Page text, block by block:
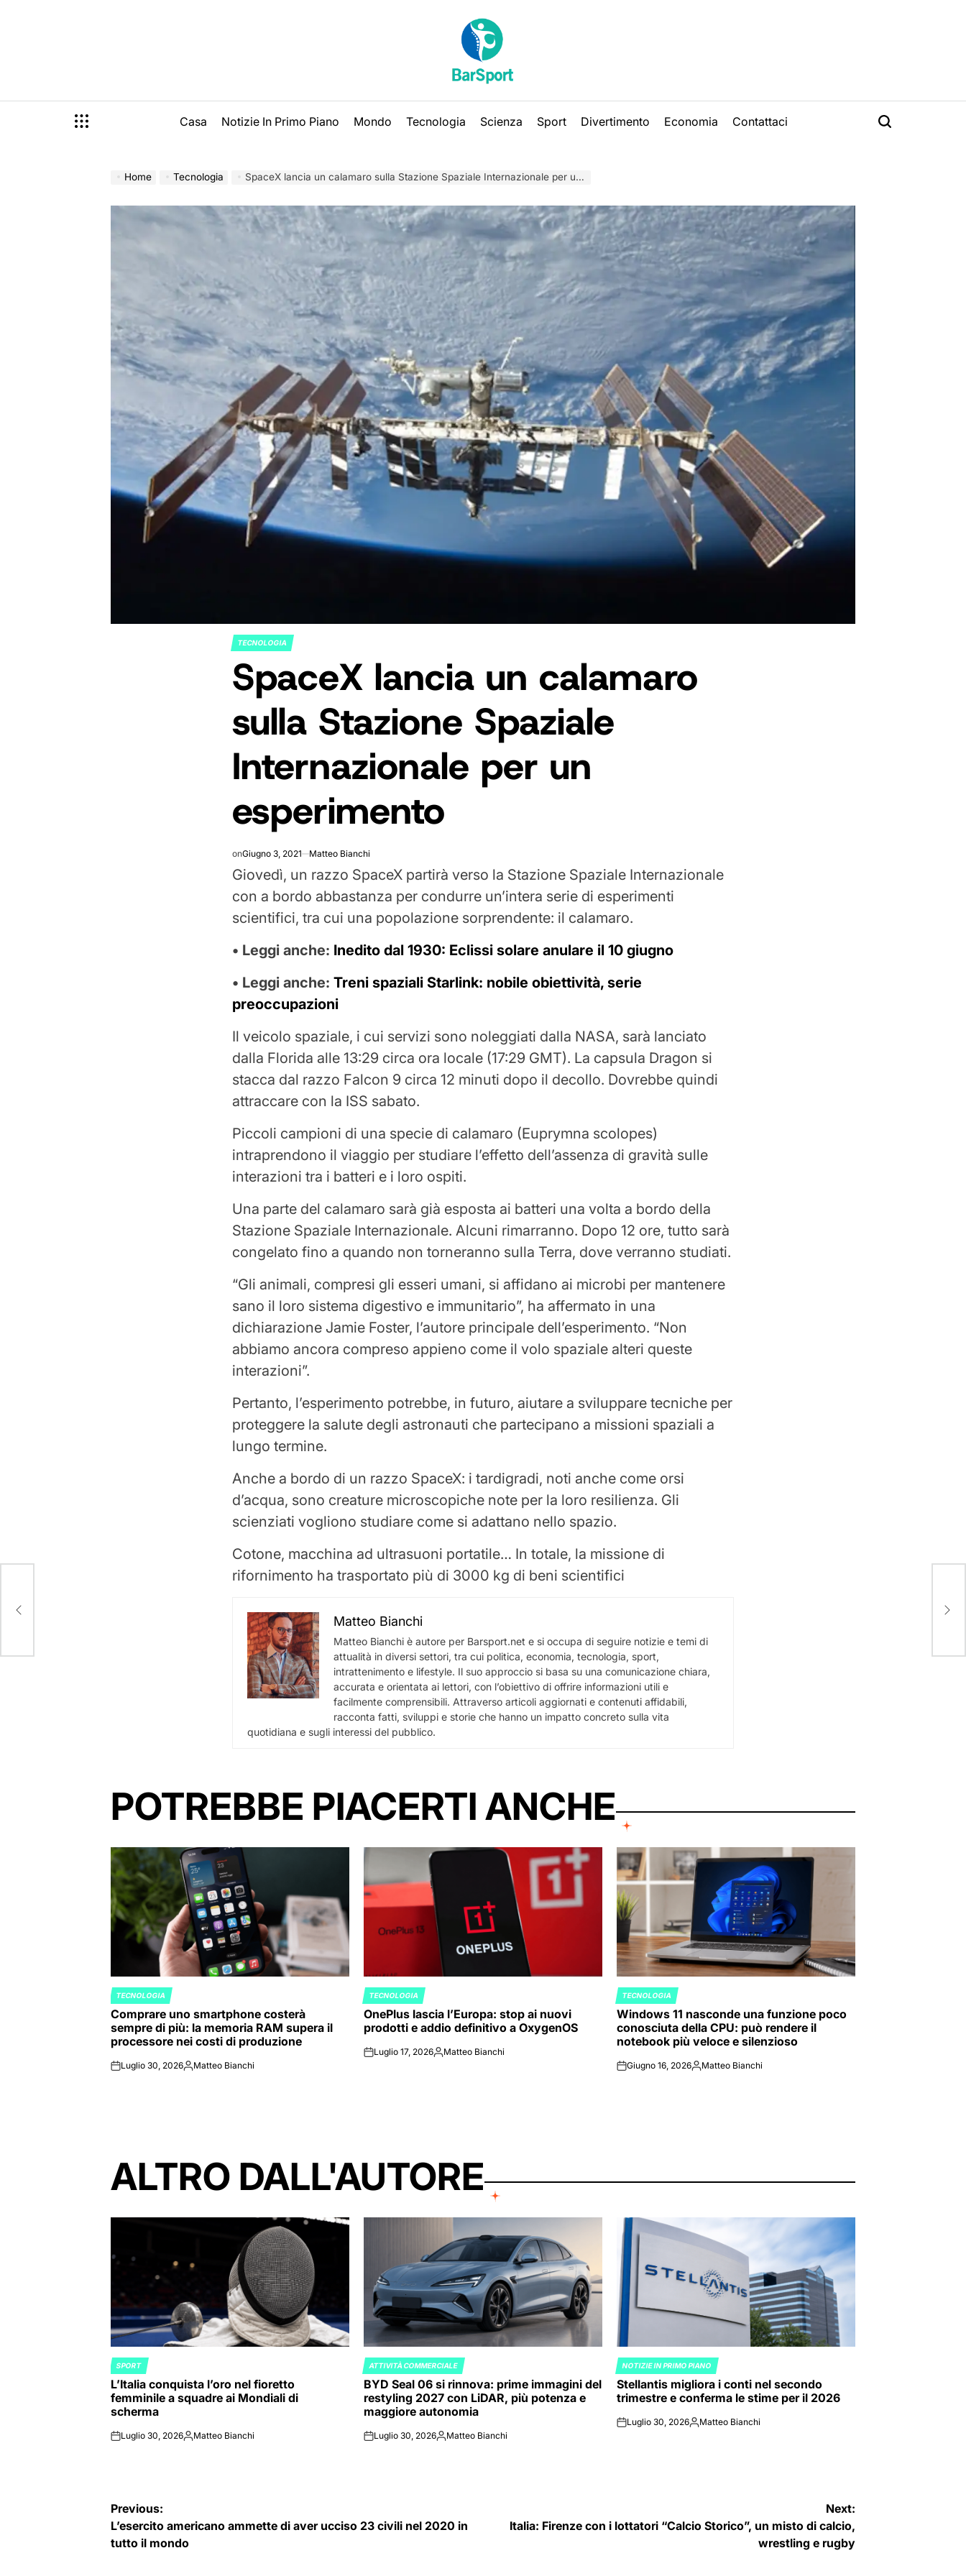
Casa Notizie In Primo Piano Mondo Tecnologia Scienza Sport Divertimento Economia Contattaci
Home Tecnologia SpaceX lancia un calamaro sulla Stazione Spaziale Internazionale per un esperimento
POSTED
TECNOLOGIA
SpaceX lancia un calamaro
sulla Stazione Spaziale
Internazionale per un
esperimento
onGiugno 3, 2021 Matteo Bianchi
Giovedì, un razzo SpaceX partirà verso la Stazione Spaziale Internazionale
con a bordo abbastanza per condurre un’intera serie di esperimenti
scientifici, tra cui una popolazione sorprendente: il calamaro.
• Leggi anche: Inedito dal 1930: Eclissi solare anulare il 10 giugno
• Leggi anche:Treni spaziali Starlink: nobile obiettività, serie
preoccupazioni
Il veicolo spaziale, i cui servizi sono noleggiati dalla NASA, sarà lanciato
dalla Florida alle 13:29 circa ora locale (17:29 GMT). La capsula Dragon si
stacca dal razzo Falcon 9 circa 12 minuti dopo il decollo. Dovrebbe quindi
attraccare con la ISS sabato.
Piccoli campioni di una specie di calamaro (Euprymna scolopes)
intraprendono il viaggio per studiare l’effetto dell’assenza di gravità sulle
interazioni tra i batteri e i loro ospiti.
Una parte del calamaro sarà già esposta ai batteri una volta a bordo della
Stazione Spaziale Internazionale. Alcuni rimarranno. Dopo 12 ore, tutto sarà
congelato fino a quando non torneranno sulla Terra, dove verranno studiati.
“Gli animali, compresi gli esseri umani, si affidano ai microbi per mantenere
sano il loro sistema digestivo e immunitario”, ha affermato in una
dichiarazione Jamie Foster, l’autore principale dell’esperimento. “Non
abbiamo ancora compreso appieno come il volo spaziale alteri queste
interazioni”.
Pertanto, l’esperimento potrebbe, in futuro, aiutare a sviluppare tecniche per
proteggere la salute degli astronauti che partecipano a missioni spaziali a
lungo termine.
Anche a bordo di un razzo SpaceX: i tardigradi, noti anche come orsi
d’acqua, sono creature microscopiche note per la loro resilienza. Gli
scienziati vogliono studiare come si adattano nello spazio.
Cotone, macchina ad ultrasuoni portatile… In totale, la missione di
rifornimento ha trasportato più di 3000 kg di beni scientifici
Matteo Bianchi
Matteo Bianchi è autore per Barsport.net e si occupa di seguire notizie e temi di
attualità in diversi settori, tra cui politica, economia, tecnologia, sport,
intrattenimento e lifestyle. Il suo approccio si basa su una comunicazione chiara,
accurata e orientata ai lettori, con l’obiettivo di offrire informazioni utili e
facilmente comprensibili. Attraverso articoli aggiornati e contenuti affidabili,
racconta fatti, sviluppi e storie che hanno un impatto concreto sulla vita
quotidiana e sugli interessi del pubblico.
POTREBBE PIACERTI ANCHE
POSTED
IN
TECNOLOGIA
Comprare uno smartphone costerà
sempre di più: la memoria RAM supera il
processore nei costi di produzione
onLuglio 30, 2026Posted
Matteo Bianchi
POSTED
IN
TECNOLOGIA
OnePlus lascia l’Europa: stop ai nuovi
prodotti e addio definitivo a OxygenOS
onLuglio 17, 2026Posted
Matteo Bianchi
POSTED
IN
TECNOLOGIA
Windows 11 nasconde una funzione poco
conosciuta della CPU: può rendere il
notebook più veloce e silenzioso
onGiugno 16, 2026Posted
Matteo Bianchi
ALTRO DALL'AUTORE
POSTED
IN
SPORT
L’Italia conquista l’oro nel fioretto
femminile a squadre ai Mondiali di
scherma
onLuglio 30, 2026Posted
Matteo Bianchi
POSTED
IN
ATTIVITÀ COMMERCIALE
BYD Seal 06 si rinnova: prime immagini del
restyling 2027 con LiDAR, più potenza e
maggiore autonomia
onLuglio 30, 2026Posted
Matteo Bianchi
POSTED
IN
NOTIZIE IN PRIMO PIANO
Stellantis migliora i conti nel secondo
trimestre e conferma le stime per il 2026
onLuglio 30, 2026Posted
Matteo Bianchi
Navigazione
articoli
Previous:
L’esercito americano ammette di aver ucciso 23 civili nel 2020 in
tutto il mondo
Next:
Italia: Firenze con i lottatori “Calcio Storico”, un misto di calcio,
wrestling e rugby